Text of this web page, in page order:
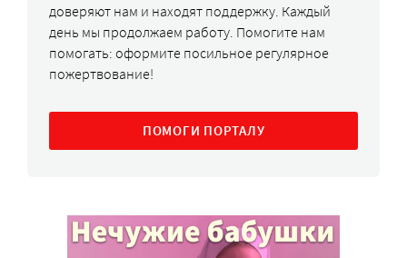
доверяют нам и находят поддержку. Каждый
день мы продолжаем работу. Помогите нам
помогать: оформите посильное регулярное
пожертвование!
ПОМОГИ ПОРТАЛУ